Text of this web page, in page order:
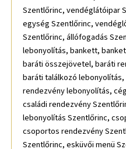
Szentlőrinc, vendéglátóipar
egység Szentlőrinc,
Szentlőrinc, állófogadás
lebonyolítás, bankett,
baráti összejövetel, baráti
baráti találkozó
rendezvény lebonyolítás,
családi rendezvény
lebonyolítás Szentlőrinc,
csoportos rendezvény
Szentlőrinc, esküvői menü